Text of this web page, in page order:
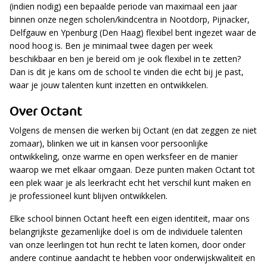
(indien nodig) een bepaalde periode van maximaal een jaar
binnen onze negen scholen/kindcentra in Nootdorp, Pijnacker,
Delfgauw en Ypenburg (Den Haag) flexibel bent ingezet waar de
nood hoog is. Ben je minimaal twee dagen per week
beschikbaar en ben je bereid om je ook flexibel in te zetten?
Dan is dit je kans om de school te vinden die echt bij je past,
waar je jouw talenten kunt inzetten en ontwikkelen.
Over Octant
Volgens de mensen die werken bij Octant (en dat zeggen ze niet
zomaar), blinken we uit in kansen voor persoonlijke
ontwikkeling, onze warme en open werksfeer en de manier
waarop we met elkaar omgaan. Deze punten maken Octant tot
een plek waar je als leerkracht echt het verschil kunt maken en
je professioneel kunt blijven ontwikkelen.
Elke school binnen Octant heeft een eigen identiteit, maar ons
belangrijkste gezamenlijke doel is om de individuele talenten
van onze leerlingen tot hun recht te laten komen, door onder
andere continue aandacht te hebben voor onderwijskwaliteit en